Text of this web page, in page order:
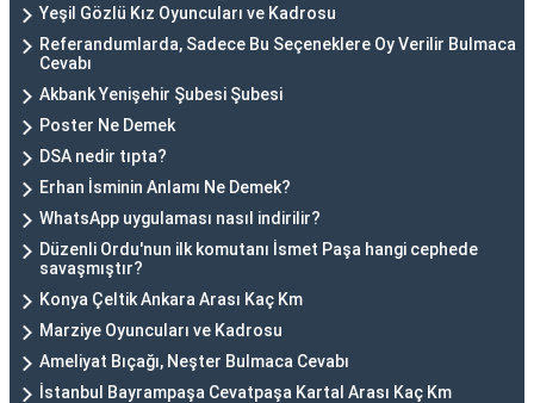
Yeşil Gözlü Kız Oyuncuları ve Kadrosu
Referandumlarda, Sadece Bu Seçeneklere Oy Verilir Bulmaca
Cevabı
Akbank Yenişehir Şubesi Şubesi
Poster Ne Demek
DSA nedir tıpta?
Erhan İsminin Anlamı Ne Demek?
WhatsApp uygulaması nasıl indirilir?
Düzenli Ordu'nun ilk komutanı İsmet Paşa hangi cephede
savaşmıştır?
Konya Çeltik Ankara Arası Kaç Km
Marziye Oyuncuları ve Kadrosu
Ameliyat Bıçağı, Neşter Bulmaca Cevabı
İstanbul Bayrampaşa Cevatpaşa Kartal Arası Kaç Km